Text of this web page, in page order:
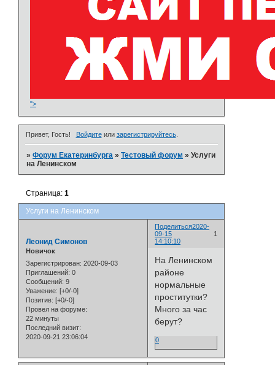
">
Привет, Гость! Войдитеили зарегистрируйтесь.
»Форум Екатеринбурга »Тестовый форум »Услуги
на Ленинском
Услуги на Ленинском
Страница:1
Поделиться
1
2020-
09-15
14:10:10
Леонид Симонов
Новичок
Зарегистрирован: 2020-09-03
Приглашений: 0
Сообщений: 9
Уважение: [+0/-0]
Позитив: [+0/-0]
Провел на форуме:
22 минуты
Последний визит:
2020-09-21 23:06:04
На Ленинском
районе
нормальные
проститутки?
Много за час
берут?
0